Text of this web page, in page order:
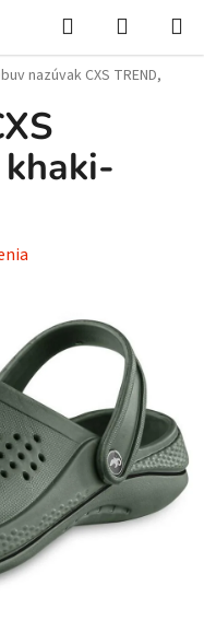
Hľadať
KOŠÍK
nazúvak CXS TREND,
khaki-